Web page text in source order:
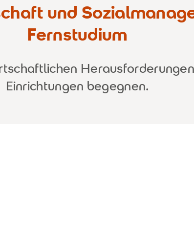
und
Fernstudium
Einrichtungen begegnen.